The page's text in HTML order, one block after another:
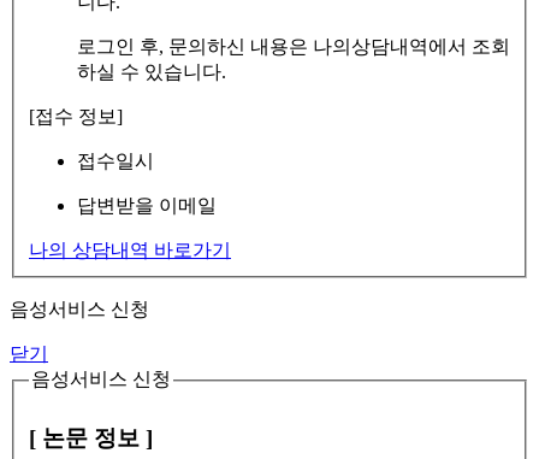
로그인 후, 문의하신 내용은 나의상담내역에서 조회
하실 수 있습니다.
[접수 정보]
접수일시
답변받을 이메일
나의 상담내역 바로가기
음성서비스 신청
닫기
음성서비스 신청
[ 논문 정보 ]